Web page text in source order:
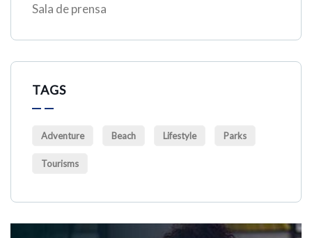
Sala de prensa
TAGS
Adventure Beach Lifestyle Parks
Tourisms